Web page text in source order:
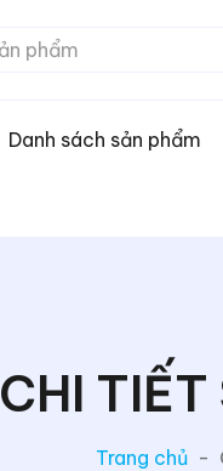
Danh sách sản phẩm
CHI
Trang chủ -